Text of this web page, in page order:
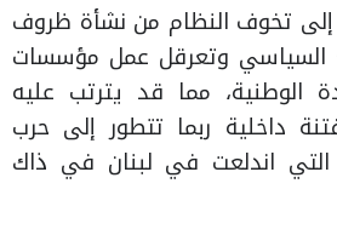
تخوف النظام من نشأة ظروف
السياسي وتعرقل عمل مؤسسات
الوطنية، مما قد يترتب عليه
داخلية ربما تتطور إلى حرب
اندلعت في لبنان في ذاك